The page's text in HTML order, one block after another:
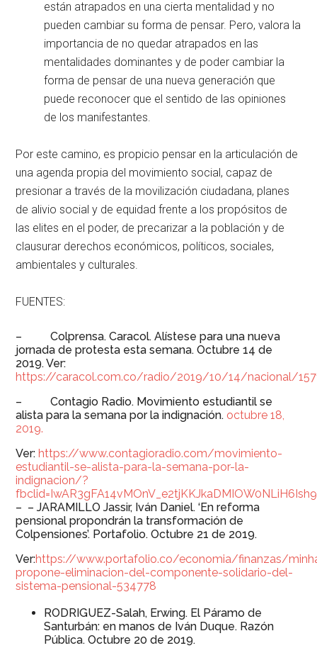
están atrapados en una cierta mentalidad y no
pueden cambiar su forma de pensar. Pero, valora la
importancia de no quedar atrapados en las
mentalidades dominantes y de poder cambiar la
forma de pensar de una nueva generación que
puede reconocer que el sentido de las opiniones
de los manifestantes.
Por este camino, es propicio pensar en la articulación de
una agenda propia del movimiento social, capaz de
presionar a través de la movilización ciudadana, planes
de alivio social y de equidad frente a los propósitos de
las elites en el poder, de precarizar a la población y de
clausurar derechos económicos, políticos, sociales,
ambientales y culturales.
FUENTES:
– Colprensa. Caracol. Alístese para una nueva
jornada de protesta esta semana. Octubre 14 de
2019. Ver:
https://caracol.com.co/radio/2019/10/14/nacional/
– Contagio Radio. Movimiento estudiantil se
alista para la semana por la indignación. octubre 18,
2019.
Ver:https://www.contagioradio.com/movimiento-
estudiantil-se-alista-para-la-semana-por-la-
indignacion/?
– – JARAMILLO Jassir, Iván Daniel. ‘En reforma
pensional propondrán la transformación de
Colpensiones’. Portafolio. Octubre 21 de 2019.
Ver:https://www.portafolio.co/economia/finanzas/
propone-eliminacion-del-componente-solidario-del-
sistema-pensional-534778
RODRIGUEZ-Salah, Erwing. El Páramo de
Santurbán: en manos de Iván Duque. Razón
Pública. Octubre 20 de 2019.